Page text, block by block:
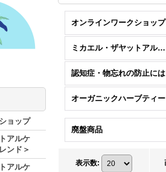
ョップ
アルケ
ンド＞
アルケ
オンラインワークショップ
ミカエル・ザヤットアルケミストオイル<ハーバルウォーター>
認知症・物忘れの防止には
オーガニックハーブティー
廃盤商品
表示数: